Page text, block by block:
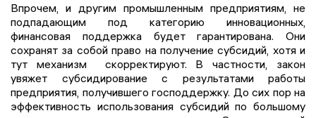
Впрочем, и другим промышленным предприятиям, не
подпадающим под категорию инновационных,
финансовая поддержка будет гарантирована. Они
сохранят за собой право на получение субсидий, хотя и
тут механизм скорректируют. В частности, закон
увяжет субсидирование с результатами работы
предприятия, получившего господдержку. До сих пор на
эффективность использования субсидий по большому